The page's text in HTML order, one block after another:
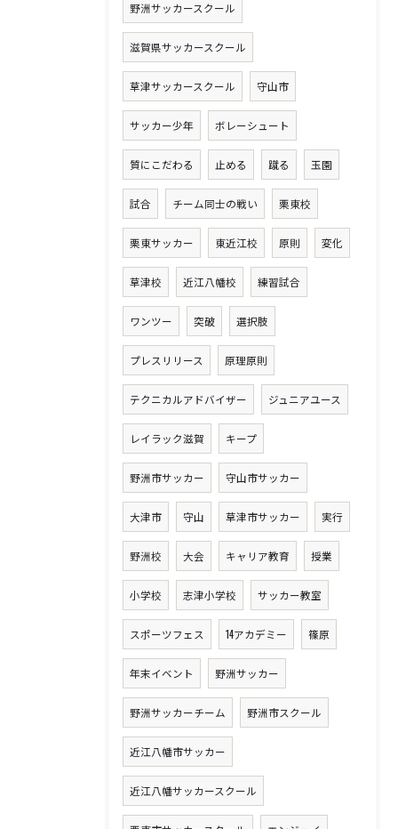
野洲サッカースクール
滋賀県サッカースクール
草津サッカースクール 守山市
サッカー少年 ボレーシュート
質にこだわる 止める 蹴る 玉園
試合 チーム同士の戦い 栗東校
栗東サッカー 東近江校 原則 変化
草津校 近江八幡校 練習試合
ワンツー 突破 選択肢
プレスリリース 原理原則
テクニカルアドバイザー ジュニアユース
レイラック滋賀 キープ
野洲市サッカー 守山市サッカー
大津市 守山 草津市サッカー 実行
野洲校 大会 キャリア教育 授業
小学校 志津小学校 サッカー教室
スポーツフェス 14アカデミー 篠原
年末イベント 野洲サッカー
野洲サッカーチーム 野洲市スクール
近江八幡市サッカー
近江八幡サッカースクール